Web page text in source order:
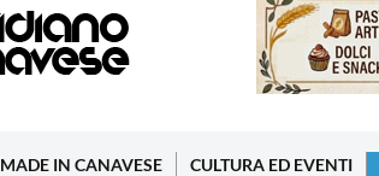
MADE IN CANAVESE CULTURA ED EVENTI